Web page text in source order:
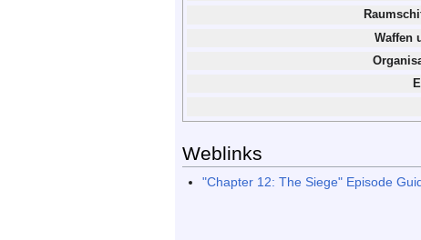
Waffen
Weblinks
"Chapter 12: The Siege" Episode